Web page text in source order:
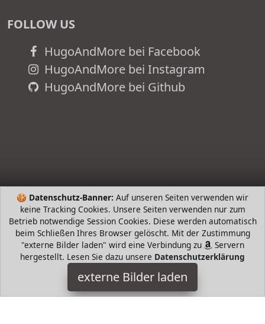
🍪 Datenschutz-Banner: Auf unseren Seiten verwenden wir
keine Tracking Cookies. Unsere Seiten verwenden nur zum
Betrieb notwendige Session Cookies. Diese werden automatisch
beim Schließen Ihres Browser gelöscht. Mit der Zustimmung
"externe Bilder laden" wird eine Verbindung zu
Servern
hergestellt. Lesen Sie dazu unsere Datenschutzerklärung
externe Bilder laden
FOLLOW US
HugoAndMore bei Facebook
HugoAndMore bei Instagram
HugoAndMore bei Github
adidas
Sports Apparel celtem Nylon für einen ressourcenschonenden
Umgang mit der Umwelt Chlorresistentes INFINITEX Material
bleibt lange weich und elastisch Hose mit innen adidas
HugoAndMore ist Teilnehmer am Partnerprogramm der
EU